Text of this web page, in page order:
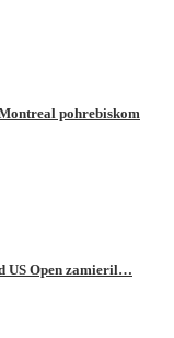
pohrebiskom
US Open zamieril…